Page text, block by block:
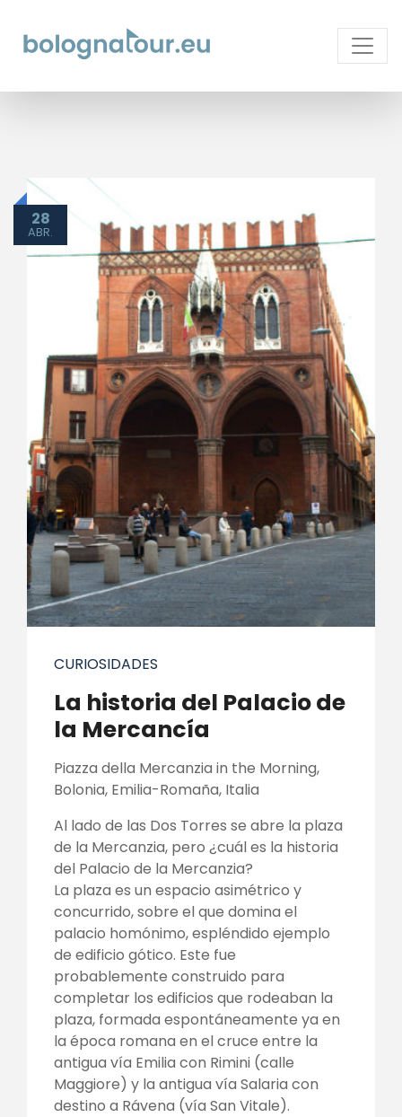
28
ABR.
CURIOSIDADES
La historia del Palacio de
la Mercancía
Piazza della Mercanzia in the Morning,
Bolonia, Emilia-Romaña, Italia
Al lado de las Dos Torres se abre la plaza
de la Mercanzia, pero ¿cuál es la historia
del Palacio de la Mercanzia?
La plaza es un espacio asimétrico y
concurrido, sobre el que domina el
palacio homónimo, espléndido ejemplo
de edificio gótico. Este fue
probablemente construido para
completar los edificios que rodeaban la
plaza, formada espontáneamente ya en
la época romana en el cruce entre la
antigua vía Emilia con Rimini (calle
Maggiore) y la antigua vía Salaria con
destino a Rávena (vía San Vitale).